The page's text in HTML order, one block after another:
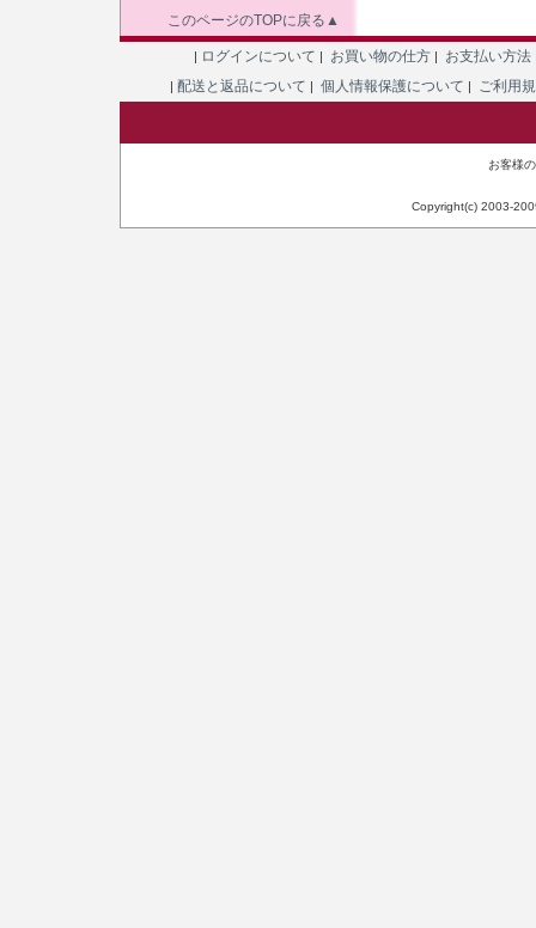
このページのTOPに戻る▲
| ログインについて | お買い物の仕方 | お支払い方法
| 配送と返品について | 個人情報保護について | ご利用
お客様
Copyright(c) 2003-